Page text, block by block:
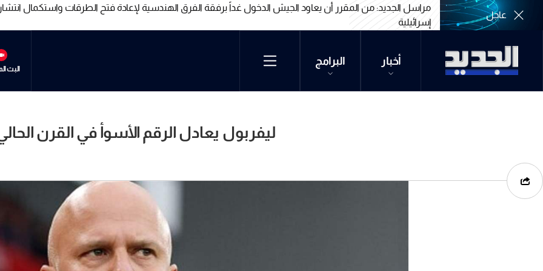
عاجل
مراسل الجديد: من المقرر أن يعاود الجيش الدخول غداً برفقة الفرق الهندسية لإعادة فتح الطرقات واستكمال
إسرائيلية
إسرائيلية
أخبار البرامج
البث
ليفربول يعادل الرقم الأسوأ في القرن